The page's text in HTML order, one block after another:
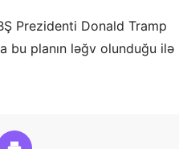
Prezidenti Donald Tramp
bu planın ləğv olunduğu ilə